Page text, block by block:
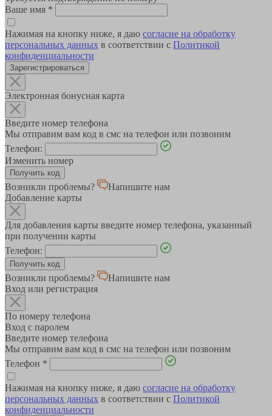
Ваше имя *
Нажимая на кнопку ниже, я даю согласие на обработку
персональных данных в соответствии с Политикой
конфиденциальности
Зарегистрироваться
Электронная бонусная карта
Введите номер телефона
Мы отправим вам код в смс на телефон или позвоним
Телефон:
Изменить номер
Возникли проблемы?
Напишите нам
Добавление карты
Для добавления карты введите номер телефона, указанный
при получении карты
Телефон:
Возникли проблемы?
Напишите нам
Вход или регистрация
По номеру телефона
Вход с паролем
Введите номер телефона
Мы отправим вам код в смс на телефон или позвоним
Телефон *
Нажимая на кнопку ниже, я даю согласие на обработку
персональных данных в соответствии с Политикой
конфиденциальности